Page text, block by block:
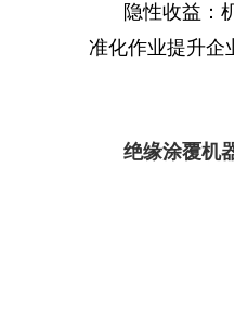
隐性收益：
准化作业提升企
绝缘涂覆机